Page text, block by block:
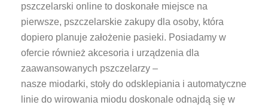
pszczelarski online to doskonałe miejsce na
pierwsze, pszczelarskie zakupy dla osoby, która
dopiero planuje założenie pasieki. Posiadamy w
ofercie również akcesoria i urządzenia dla
zaawansowanych pszczelarzy –
nasze miodarki, stoły do odsklepiania i automatyczne
linie do wirowania miodu doskonale odnajdą się w